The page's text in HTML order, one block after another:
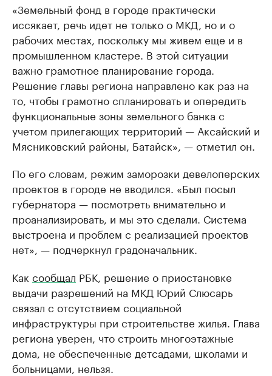
«Земельный фонд в городе практически
иссякает, речь идет не только о МКД, но и о
рабочих местах, поскольку мы живем еще и в
промышленном кластере. В этой ситуации
важно грамотное планирование города.
Решение главы региона направлено как раз на
то, чтобы грамотно спланировать и опередить
функциональные зоны земельного банка с
учетом прилегающих территорий — Аксайский и
Мясниковский районы, Батайск», — отметил он.
По его словам, режим заморозки девелоперских
проектов в городе не вводился. «Был посыл
губернатора — посмотреть внимательно и
проанализировать, и мы это сделали. Система
выстроена и проблем с реализацией проектов
нет», — подчеркнул градоначальник.
Как сообщал РБК, решение о приостановке
выдачи разрешений на МКД Юрий Слюсарь
связал с отсутствием социальной
инфраструктуры при строительстве жилья. Глава
региона уверен, что строить многоэтажные
дома, не обеспеченные детсадами, школами и
больницами, нельзя.